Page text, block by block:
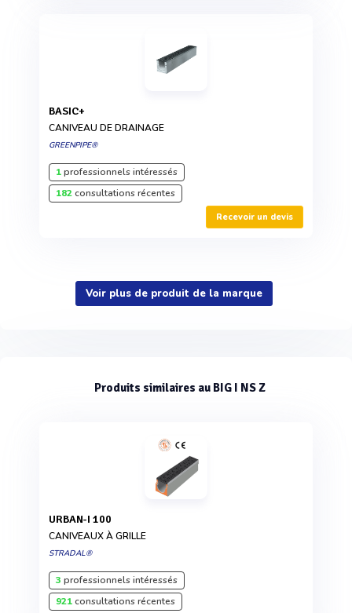
BASIC+
CANIVEAU DE DRAINAGE
GREENPIPE®
1professionnels intéressés
182consultations récentes
Recevoir un devis
Voir plus de produit de la marque
Produits similaires au BIG I NS Z
URBAN-I 100
CANIVEAUX À GRILLE
STRADAL®
3 professionnels intéressés
921consultations récentes